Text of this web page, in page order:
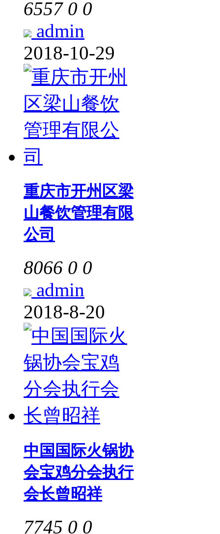
6557 0 0
admin
2018-10-29
重庆市开州区梁
山餐饮管理有限
公司
8066 0 0
admin
2018-8-20
中国国际火锅协
会宝鸡分会执行
会长曾昭祥
7745 0 0